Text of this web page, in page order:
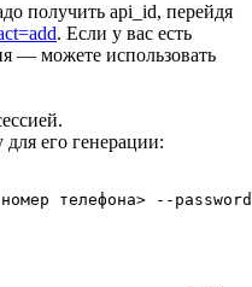
получить api_id, перейдя
. Если у вас есть
— можете использовать
его генерации: